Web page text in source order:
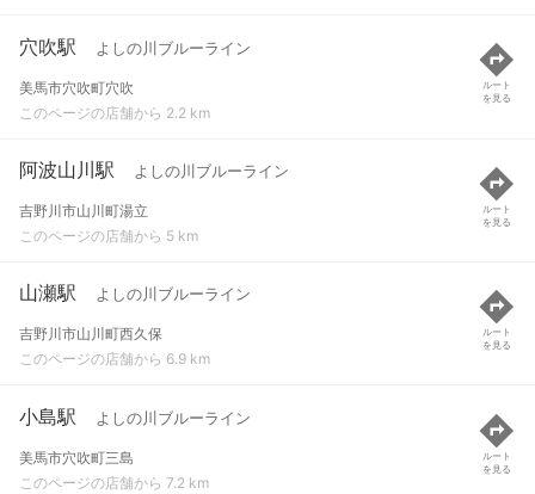
穴吹駅 よしの川ブルーライン
美馬市穴吹町穴吹
このページの店舗から 2.2 km
ルート
を見る
阿波山川駅 よしの川ブルーライン
吉野川市山川町湯立
このページの店舗から 5 km
ルート
を見る
山瀬駅 よしの川ブルーライン
吉野川市山川町西久保
このページの店舗から 6.9 km
ルート
を見る
小島駅 よしの川ブルーライン
美馬市穴吹町三島
このページの店舗から 7.2 km
ルート
を見る